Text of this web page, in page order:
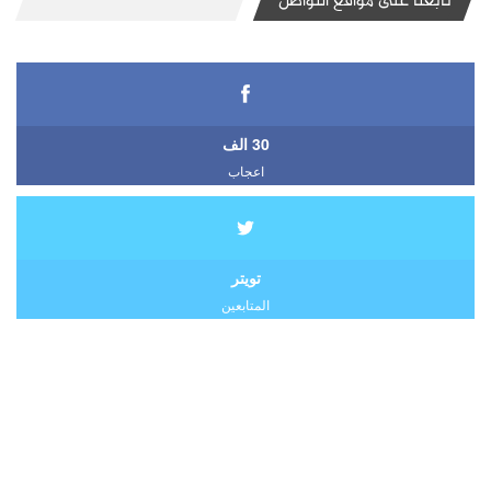
30 الف
اعجاب
تويتر
المتابعين